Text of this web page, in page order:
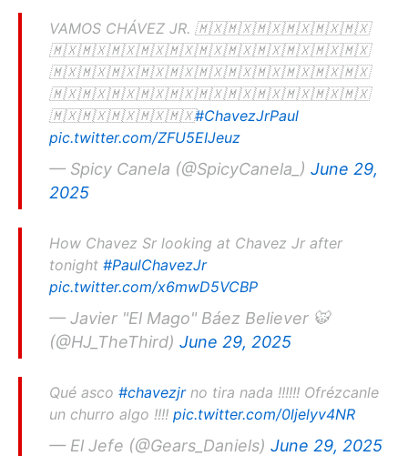
VAMOS CHÁVEZ JR. 🇲🇽🇲🇽🇲🇽🇲🇽🇲🇽🇲🇽
🇲🇽🇲🇽🇲🇽🇲🇽🇲🇽🇲🇽🇲🇽🇲🇽🇲🇽🇲🇽🇲🇽
🇲🇽🇲🇽🇲🇽🇲🇽🇲🇽🇲🇽🇲🇽🇲🇽🇲🇽🇲🇽🇲🇽
🇲🇽🇲🇽🇲🇽🇲🇽🇲🇽🇲🇽🇲🇽🇲🇽🇲🇽🇲🇽🇲🇽
🇲🇽🇲🇽🇲🇽🇲🇽🇲🇽#ChavezJrPaul
pic.twitter.com/ZFU5EIJeuz
— Spicy Canela (@SpicyCanela_) June 29,
2025
How Chavez Sr looking at Chavez Jr after
tonight #PaulChavezJr
pic.twitter.com/x6mwD5VCBP
— Javier "El Mago" Báez Believer 🐯
(@HJ_TheThird) June 29, 2025
Qué asco #chavezjrno tira nada !!!!!! Ofrézcanle
un churro algo !!!! pic.twitter.com/0ljelyv4NR
— El Jefe (@Gears_Daniels) June 29, 2025